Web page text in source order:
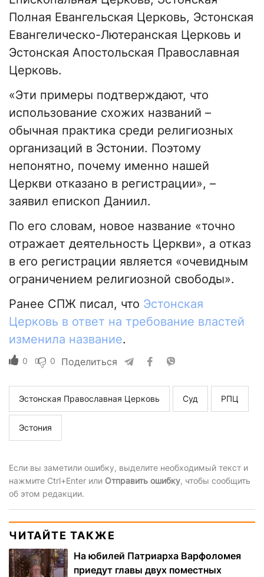
Полная Евангельская Церковь, Эстонская
Евангелическо-Лютеранская Церковь и
Эстонская Апостольская Православная
Церковь.
«Эти примеры подтверждают, что
использование схожих названий –
обычная практика среди религиозных
организаций в Эстонии. Поэтому
непонятно, почему именно нашей
Церкви отказано в регистрации», –
заявил епископ Даниил.
По его словам, новое название «точно
отражает деятельность Церкви», а отказ
в его регистрации является «очевидным
ограничением религиозной свободы».
Ранее СПЖ писал, что Эстонская
Церковь в ответ на требование властей
изменила название.
0 0 Поделиться
Эстонская Православная Церковь Суд РПЦ
Эстония
Если вы заметили ошибку, выделите необходимый текст и
нажмите Ctrl+Enter или Отправить ошибку, чтобы сообщить
об этом редакции.
ЧИТАЙТЕ ТАКЖЕ
На юбилей Патриарха Варфоломея
приедут главы двух поместных